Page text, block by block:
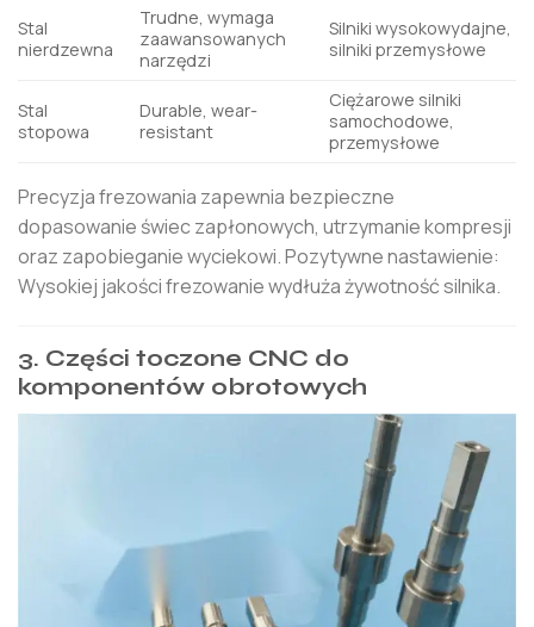
Stal
nierdzewna
Trudne, wymaga
zaawansowanych
narzędzi
Silniki wysokowydajne,
silniki przemysłowe
Stal
stopowa
Durable, wear-
resistant
Ciężarowe silniki
samochodowe,
przemysłowe
Precyzja frezowania zapewnia bezpieczne
dopasowanie świec zapłonowych, utrzymanie kompresji
oraz zapobieganie wyciekowi. Pozytywne nastawienie:
Wysokiej jakości frezowanie wydłuża żywotność silnika.
3. Części toczone CNC do
komponentów obrotowych